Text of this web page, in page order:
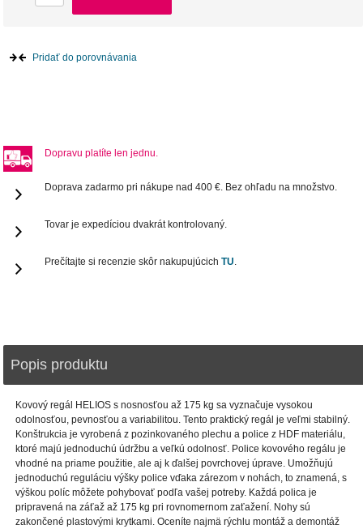
Pridať do porovnávania
Dopravu platíte len jednu.
Doprava zadarmo pri nákupe nad 400 €. Bez ohľadu na množstvo.
Tovar je expedíciou dvakrát kontrolovaný.
Prečítajte si recenzie skôr nakupujúcichTU.
Popis produktu
Kovový regál HELIOS s nosnosťou až 175 kg sa vyznačuje vysokou
odolnosťou, pevnosťou a variabilitou. Tento praktický regál je veľmi stabilný.
Konštrukcia je vyrobená z pozinkovaného plechu a police z HDF materiálu,
ktoré majú jednoduchú údržbu a veľkú odolnosť. Police kovového regálu je
vhodné na priame použitie, ale aj k ďalšej povrchovej úprave. Umožňujú
jednoduchú reguláciu výšky police vďaka zárezom v nohách, to znamená, s
výškou políc môžete pohybovať podľa vašej potreby. Každá polica je
pripravená na záťaž až 175 kg pri rovnomernom zaťažení. Nohy sú
zakončené plastovými krytkami. Oceníte najmä rýchlu montáž a demontáž